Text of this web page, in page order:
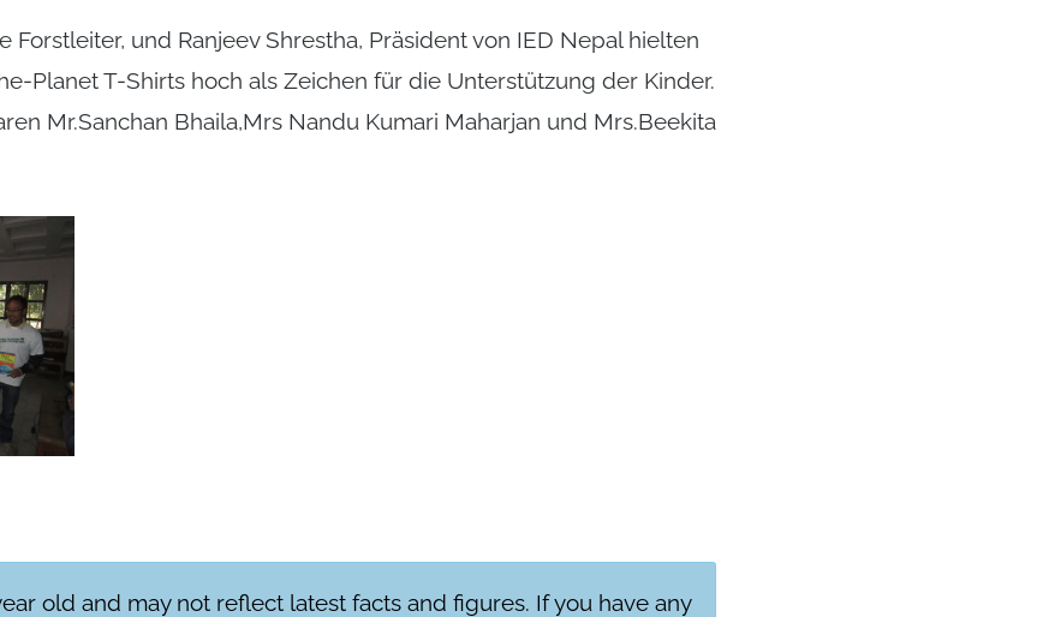
Forstleiter, und Ranjeev Shrestha, Präsident von IED Nepal hielten
Planet T-Shirts hoch als Zeichen für die Unterstützung der Kinder.
Mr.Sanchan Bhaila,Mrs Nandu Kumari Maharjan und Mrs.Beekita
old and may not reflect latest facts and figures. If you have any